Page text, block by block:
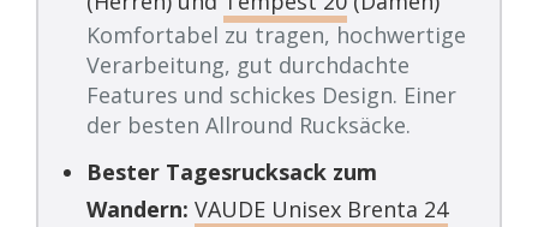
Komfortabel zu tragen, hochwertige
Verarbeitung, gut durchdachte
Features und schickes Design. Einer
der besten Allround Rucksäcke.
Bester Tagesrucksack zum
Wandern: VAUDE Unisex Brenta 24